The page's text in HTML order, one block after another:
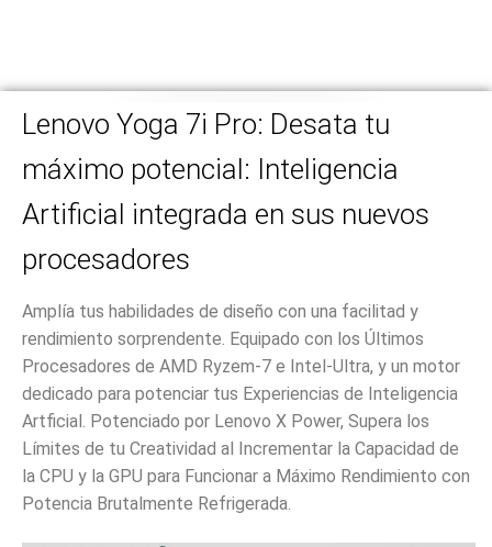
Lenovo Yoga 7i Pro: Desata tu
máximo potencial: Inteligencia
Artificial integrada en sus nuevos
procesadores
Amplía tus habilidades de diseño con una facilitad y
rendimiento sorprendente. Equipado con los Últimos
Procesadores de AMD Ryzem-7 e Intel-Ultra, y un motor
dedicado para potenciar tus Experiencias de Inteligencia
Artficial. Potenciado por Lenovo X Power, Supera los
Límites de tu Creatividad al Incrementar la Capacidad de
la CPU y la GPU para Funcionar a Máximo Rendimiento con
Potencia Brutalmente Refrigerada.